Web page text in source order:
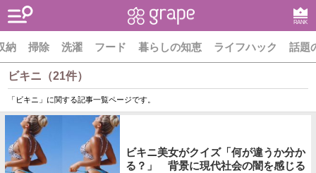
RANK
納 掃除 洗濯 フード 暮らしの知恵 ライフハック 話題
ビキニ（21件）
「ビキニ」に関する記事一覧ページです。
ビキニ美女がクイズ「何が違うか分か
る？」 背景に現代社会の闇を感じる